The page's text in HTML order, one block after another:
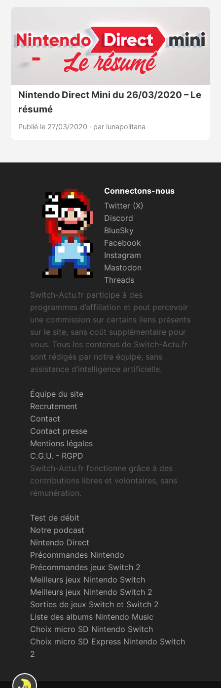
Nintendo Direct Mini du 26/03/2020 – Le
résumé
Publié le 27/03/2020 · par lunapolitana
Connectons-nous
Twitter (X)
Discord
BlueSky
Facebook
Instagram
Mastodon
Threads
Switch-Actu.fr participe à des
programmes d’affiliation et peut percevoir
une commission sur certains liens présents
sur le site, sans coût supplémentaire pour
vous. Tous les contenus de Switch-Actu.fr
sont rédigés par notre équipe, sans
assistance d’intelligence artificielle.
Équipe du site
Recrutement
Contact
Contact presse
Mentions légales
C.G.U. - RGPD
Switch-Actu.fr fonctionne grâce à des
contributions libres et volontaires, sans
rémunération.
Test de débit
Notre podcast
Nintendo Direct
Précommandes Nintendo
Précommandes jeux Switch 2
Meilleurs jeux Nintendo Switch
Meilleurs jeux Nintendo Switch 2
Sorties de jeux Switch et Switch 2
Liste des albums Nintendo Music
Choix micro SD Nintendo Switch
Choix micro SD Express Nintendo Switch
2